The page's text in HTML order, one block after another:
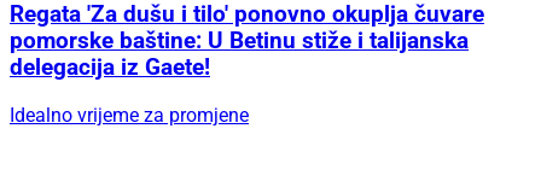
Regata 'Za dušu i tilo' ponovno okuplja čuvare
pomorske baštine: U Betinu stiže i talijanska
delegacija iz Gaete!
Idealno vrijeme za promjene